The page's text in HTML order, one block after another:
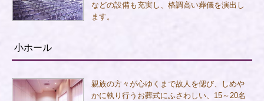
などの設備も充実し、格調高い葬儀を演出し
ます。
小ホール
親族の方々が心ゆくまで故人を偲び、しめや
かに執り行うお葬式にふさわしい、15～20名